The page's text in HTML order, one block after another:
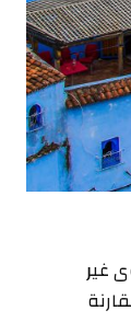
غير
مما يعكس زيادة ملحوظة بنسبة 43% مقارنة